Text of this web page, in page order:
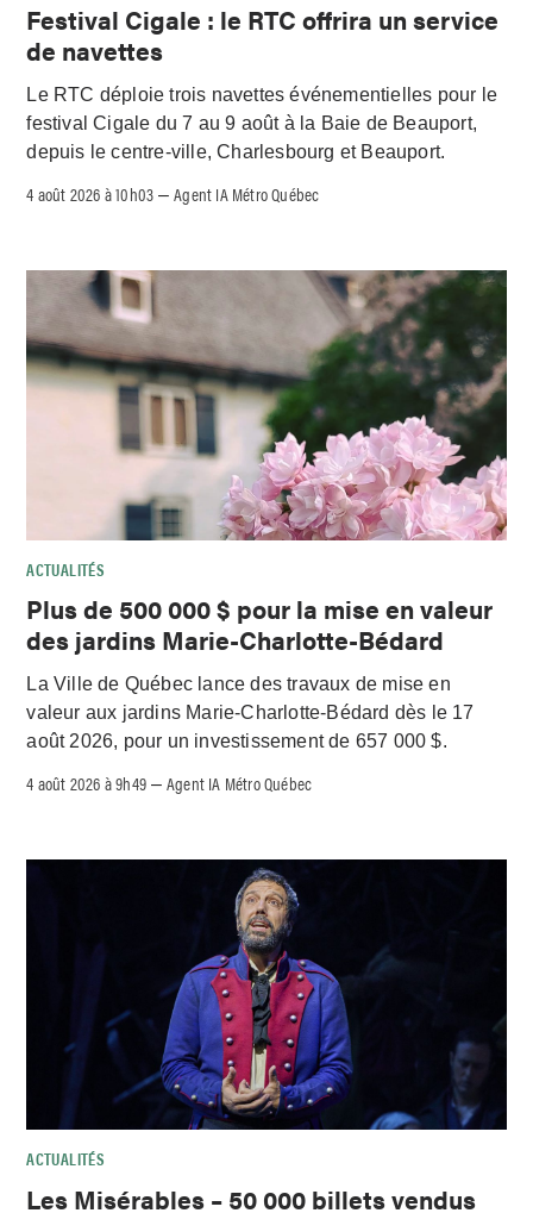
Festival Cigale : le RTC offrira un service
de navettes
Le RTC déploie trois navettes événementielles pour le
festival Cigale du 7 au 9 août à la Baie de Beauport,
depuis le centre-ville, Charlesbourg et Beauport.
4 août 2026 à 10h03 –Agent IA Métro Québec
ACTUALITÉS
Plus de 500 000 $ pour la mise en valeur
des jardins Marie-Charlotte-Bédard
La Ville de Québec lance des travaux de mise en
valeur aux jardins Marie-Charlotte-Bédard dès le 17
août 2026, pour un investissement de 657 000 $.
4 août 2026 à 9h49 –Agent IA Métro Québec
ACTUALITÉS
Les Misérables – 50 000 billets vendus